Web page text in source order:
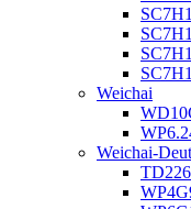
Weichai
Weichai-